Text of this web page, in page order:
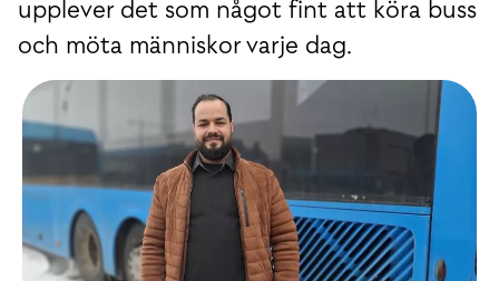
upplever det som något fint att köra buss
och möta människor varje dag.